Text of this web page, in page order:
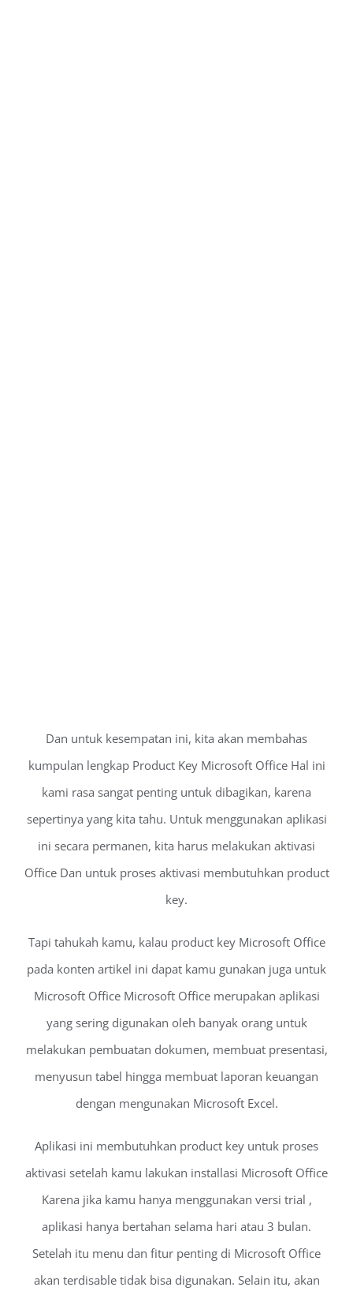
Dan untuk kesempatan ini, kita akan membahas
kumpulan lengkap Product Key Microsoft Office Hal ini
kami rasa sangat penting untuk dibagikan, karena
sepertinya yang kita tahu. Untuk menggunakan aplikasi
ini secara permanen, kita harus melakukan aktivasi
Office Dan untuk proses aktivasi membutuhkan product
key.
Tapi tahukah kamu, kalau product key Microsoft Office
pada konten artikel ini dapat kamu gunakan juga untuk
Microsoft Office Microsoft Office merupakan aplikasi
yang sering digunakan oleh banyak orang untuk
melakukan pembuatan dokumen, membuat presentasi,
menyusun tabel hingga membuat laporan keuangan
dengan mengunakan Microsoft Excel.
Aplikasi ini membutuhkan product key untuk proses
aktivasi setelah kamu lakukan installasi Microsoft Office
Karena jika kamu hanya menggunakan versi trial ,
aplikasi hanya bertahan selama hari atau 3 bulan.
Setelah itu menu dan fitur penting di Microsoft Office
akan terdisable tidak bisa digunakan. Selain itu, akan